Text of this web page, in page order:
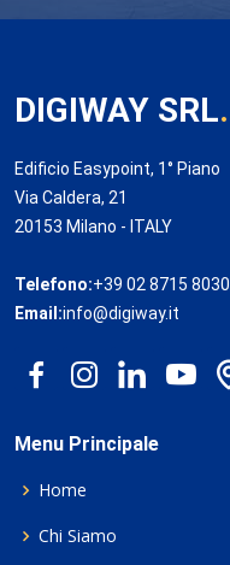
DIGIWAY SRL.
Edificio Easypoint, 1° Piano
Via Caldera, 21
20153 Milano - ITALY
Telefono:+39 02 8715 8030
Email:info@digiway.it
Menu Principale
Home
Chi Siamo